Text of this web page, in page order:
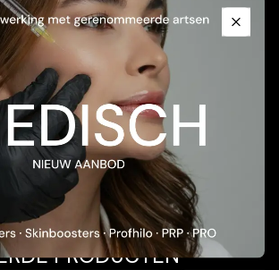
neiging tot acne.
Add To Cart
PRODUCTEN